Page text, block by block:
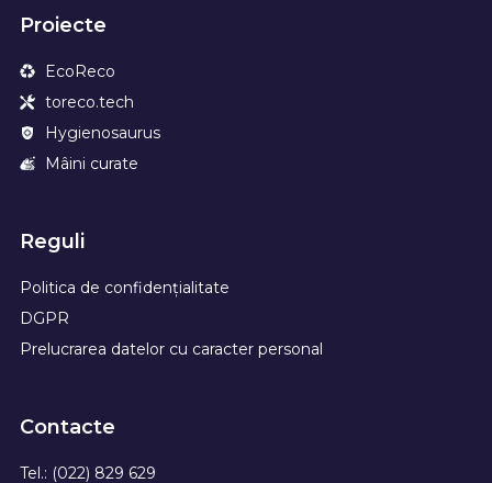
Proiecte
EcoReco
toreco.tech
Hygienosaurus
Mâini curate
Reguli
Politica de confidențialitate
DGPR
Prelucrarea datelor cu caracter personal
Contacte
Tel.: (022) 829 629